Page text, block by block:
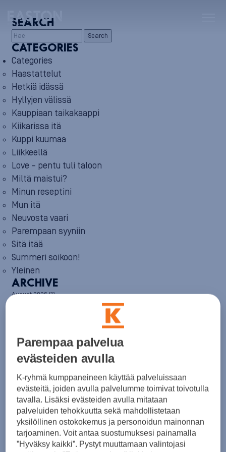
SEARCH
Search
CATEGORIES
Categories
Haastattelut
Hetkiä idässä
Hyllyjen välissä
Kauppiaan taikakaappi
Kiikarissa itä
Kuppi kuumaa
Liikkeellä
Love – pentu tuli taloon
Miltä maistui?
Minun reseptini
Mun itä
Neuvosta vaari
Parempaan syyniin
Sitä itää
Summeri soikoon!
Yleinen
ARCHIVE
August 2026(1)
March 2026(8)
February 2026(5)
January 2026(6)
December 2025(8)
November 2025(7)
October 2025 (8)
September 2025
August 2025(6)
July 2025(7)
June 2025(7)
May 2025(6)
Parempaa palvelua
evästeiden avulla
K-ryhmä kumppaneineen käyttää palveluissaan
evästeitä, joiden avulla palvelumme toimivat toivotulla
tavalla. Lisäksi evästeiden avulla mitataan
palveluiden tehokkuutta sekä mahdollistetaan
yksilöllinen ostokokemus ja personoidun mainonnan
tarjoaminen. Voit antaa suostumuksesi painamalla
”Hyväksy kaikki”. Pystyt muuttamaan valintojasi